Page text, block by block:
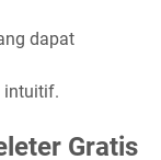
dapat
intuitif.
Gratis